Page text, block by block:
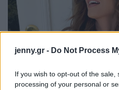
jenny.gr - Do Not Process
If you wish to opt-out of the
processing of your personal or